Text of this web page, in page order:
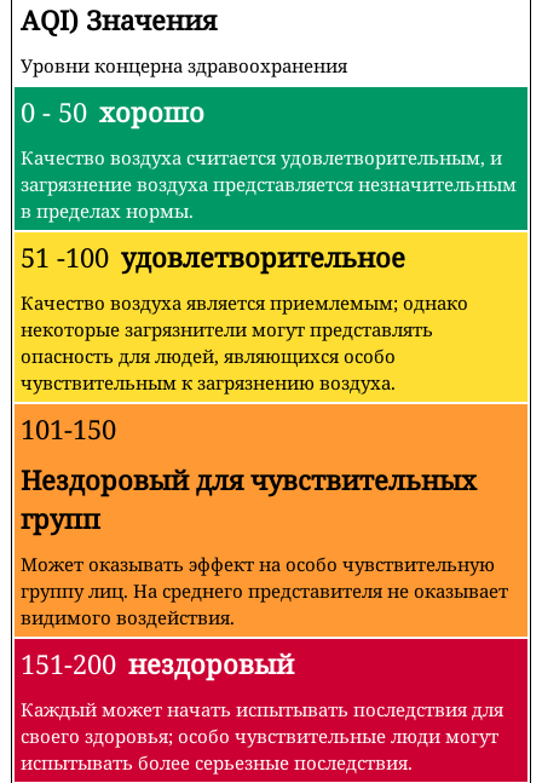
AQI) Значения
Уровни концерна здравоохранения
0 - 50 хорошо
Качество воздуха считается удовлетворительным, и
загрязнение воздуха представляется незначительным
в пределах нормы.
51 -100 удовлетворительное
Качество воздуха является приемлемым; однако
некоторые загрязнители могут представлять
опасность для людей, являющихся особо
чувствительным к загрязнению воздуха.
101-150
Нездоровый для чувствительных
групп
Может оказывать эффект на особо чувствительную
группу лиц. На среднего представителя не оказывает
видимого воздействия.
151-200 нездоровый
Каждый может начать испытывать последствия для
своего здоровья; особо чувствительные люди могут
испытывать более серьезные последствия.